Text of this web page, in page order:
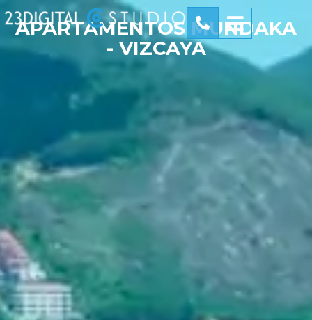
APARTAMENTOS MUNDAKA
- VIZCAYA